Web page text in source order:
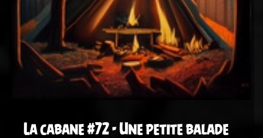
La cabane #72 - Une petite balade